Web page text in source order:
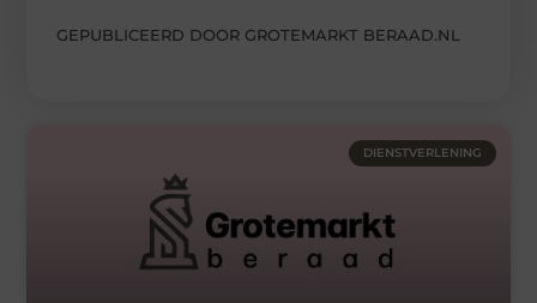
GEPUBLICEERD DOOR GROTEMARKT BERAAD.NL
DIENSTVERLENING